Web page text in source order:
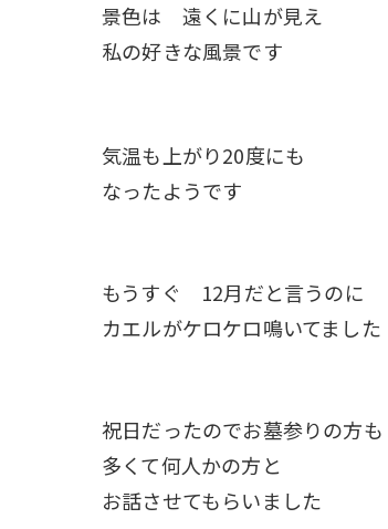
景色は 遠くに山が見え
私の好きな風景です
気温も上がり20度にも
なったようです
もうすぐ 12月だと言うのに
カエルがケロケロ鳴いてました
祝日だったのでお墓参りの方も
多くて何人かの方と
お話させてもらいました